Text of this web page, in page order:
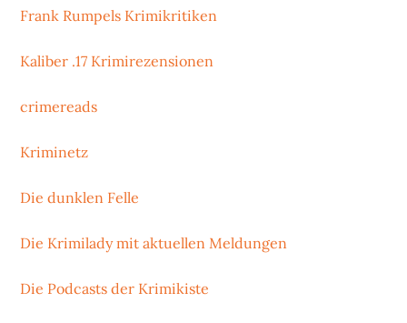
Frank Rumpels Krimikritiken
Kaliber .17 Krimirezensionen
crimereads
Kriminetz
Die dunklen Felle
Die Krimilady mit aktuellen Meldungen
Die Podcasts der Krimikiste